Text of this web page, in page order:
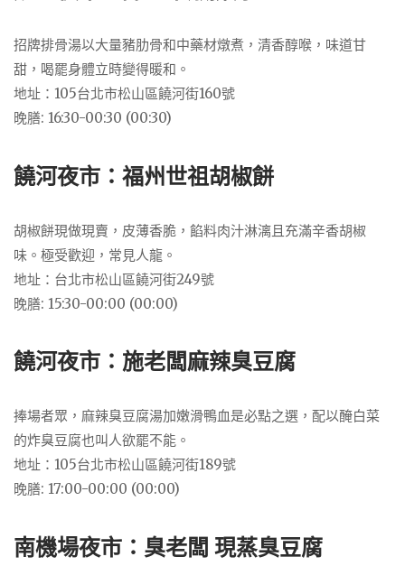
招牌排骨湯以大量豬肋骨和中藥材燉煮，清香醇喉，味道甘
甜，喝罷身體立時變得暖和。
地址：105台北市松山區饒河街160號
晚膳: 16:30-00:30 (00:30)
饒河夜市：福州世祖胡椒餅
胡椒餅現做現賣，皮薄香脆，餡料肉汁淋漓且充滿辛香胡椒
味。極受歡迎，常見人龍。
地址：台北市松山區饒河街249號
晚膳: 15:30-00:00 (00:00)
饒河夜市：施老闆麻辣臭豆腐
捧場者眾，麻辣臭豆腐湯加嫩滑鴨血是必點之選，配以醃白菜
的炸臭豆腐也叫人欲罷不能。
地址：105台北市松山區饒河街189號
晚膳: 17:00-00:00 (00:00)
南機場夜市：臭老闆 現蒸臭豆腐